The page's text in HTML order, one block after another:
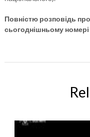
Повністю розповідь
сьогоднішньому